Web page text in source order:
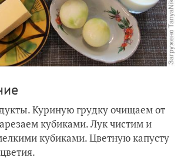
Куриную грудку очищаем от
кубиками. Лук чистим и
кубиками. Цветную капусту